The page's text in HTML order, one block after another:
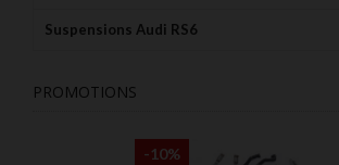
Suspensions Audi RS6
PROMOTIONS
-10%